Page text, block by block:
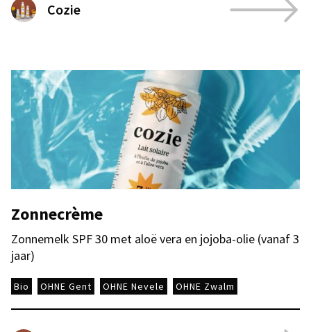
Cozie
Zonnecrème
Zonnemelk SPF 30 met aloë vera en jojoba-olie (vanaf 3
jaar)
Bio OHNE Gent OHNE Nevele OHNE Zwalm